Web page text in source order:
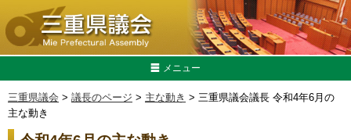
メニュー
三重県議会 > 議長のページ > 主な動き > 三重県議会議長 令和4年6月の
主な動き